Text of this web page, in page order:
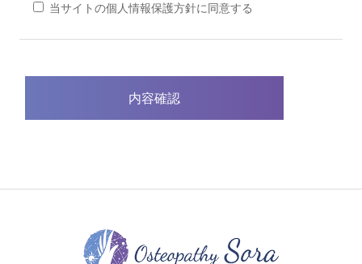
当サイトの個人情報保護方針に同意する